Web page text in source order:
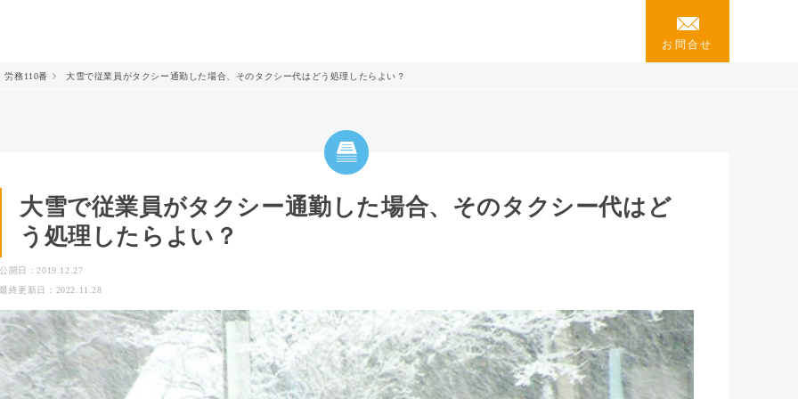
お問合せ
労務110番 大雪で従業員がタクシー通勤した場合、そのタクシー代はどう処理したらよい？
大雪で従業員がタクシー通勤した場合、そのタクシー代はど
う処理したらよい？
公開日：2019.12.27
最終更新日：2022.11.28